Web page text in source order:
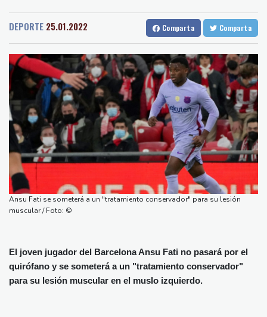
Barcelona
Bilbao
23 °C
Santo Domingo
29 °C
Havana
28 °C Puerto Rico
30 °C
Quito
14 °C Brasilia
26 °C
Manaus
33 °C Rio de Janeiro
30 °C
São Paulo
28 °C
Nava de la Asunción
33 °C
Bueno Aires
27 °C
Punta Arena
Montevideo
13 °C Panama
26 °C
San Salvador
31 °C Oaxaca
18 °C
Alicante
32 °C Córdoba
37 °C
Málaga
31 °C Murcia
33 °C
Las Palmas de Gran Canaria
29 °C
de EEUU
Netflix estrenará en primicia un adelanto del videojuego GTA VI
Aumento récord de las notificaciones por radicalización en Reino
Unido
Una mujer es acusada de atacar con un objeto punzante a
cuatro hombres en Londres
Qué papel jugó la desinformación durante la última ola de
migrantes que llegó al enclave español de Ceuta
Rusia acusa a Francia de perseguir políticamente a la periodista
Xenia Fedorova
Cuba podría convertirse en una "Gaza silenciosa", advierten
expertos de la ONU
DEPORTE 25.01.2022 Comparta Comparta
Ansu Fati se someterá a un "tratamiento conservador" para su lesión
muscular / Foto: ©
El joven jugador del Barcelona Ansu Fati no pasará por el
quirófano y se someterá a un "tratamiento conservador"
para su lesión muscular en el muslo izquierdo.